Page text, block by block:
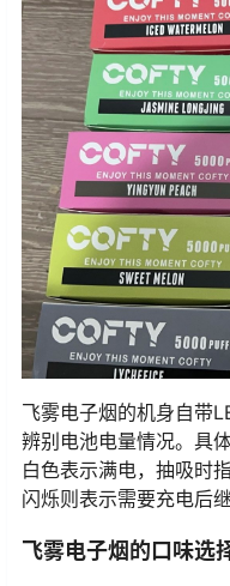
飞雾电子烟的机身自带
辨别电池电量情况。具
白色表示满电，抽吸时
闪烁则表示需要充电后继
飞雾电子烟的口味选